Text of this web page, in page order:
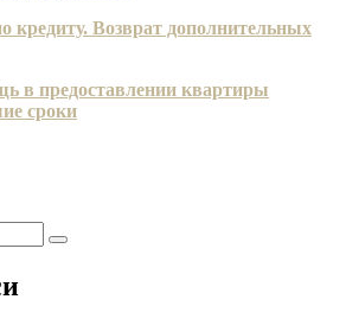
кредиту. Возврат дополнительных
в предоставлении квартиры
сроки